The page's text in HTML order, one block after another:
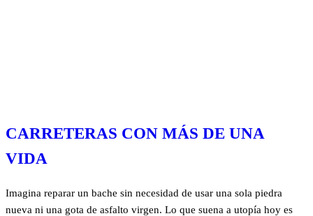
CARRETERAS CON MÁS DE UNA
VIDA
Imagina reparar un bache sin necesidad de usar una sola piedra
nueva ni una gota de asfalto virgen. Lo que suena a utopía hoy es